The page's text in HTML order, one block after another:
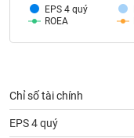
EPS 4 quý
ROEA
Chỉ số tài chính
EPS 4 quý